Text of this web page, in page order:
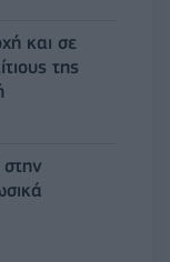
και σε
της